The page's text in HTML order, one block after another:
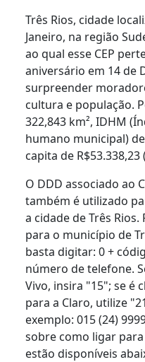
Três Rios, cidade
Janeiro, na região
ao qual esse CEP
aniversário em 14 de
surpreender
cultura e população.
322,843 km², IDHM
humano municipal)
capita de
O DDD associado ao
também é utilizado
a cidade de Três
para o município de
basta digitar: 0 +
número de telefone.
Vivo, insira "15"; se é
para a Claro, utilize
exemplo: 015 (24)
sobre como ligar para
estão disponíveis